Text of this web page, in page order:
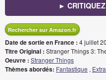
►
Rechercher sur Amazon.fr
Date de sortie en France : 4 juillet
Titre Original : Stranger Things 3:
Oeuvre : Stranger Things
Thèmes abordés: Fantastique ,